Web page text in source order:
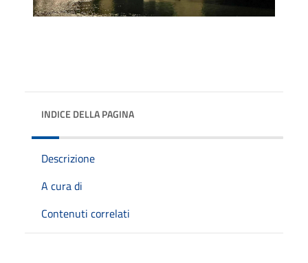
INDICE DELLA PAGINA
Descrizione
A cura di
Contenuti correlati